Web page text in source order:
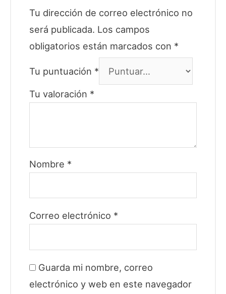
Tu dirección de correo electrónico no
será publicada. Los campos
obligatorios están marcados con *
Tu puntuación *
Tu valoración *
Nombre *
Correo electrónico *
Guarda mi nombre, correo
electrónico y web en este navegador